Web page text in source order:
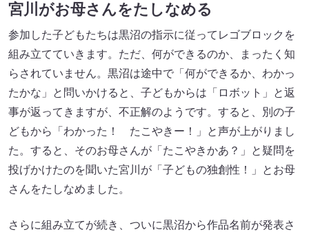
宮川がお母さんをたしなめる
参加した子どもたちは黒沼の指示に従ってレゴブロックを
組み立てていきます。ただ、何ができるのか、まったく知
らされていません。黒沼は途中で「何ができるか、わかっ
たかな」と問いかけると、子どもからは「ロボット」と返
事が返ってきますが、不正解のようです。すると、別の子
どもから「わかった！ たこやきー！」と声が上がりまし
た。すると、そのお母さんが「たこやきかあ？」と疑問を
投げかけたのを聞いた宮川が「子どもの独創性！」とお母
さんをたしなめました。
さらに組み立てが続き、ついに黒沼から作品名前が発表さ